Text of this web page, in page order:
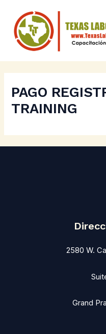
contenido
PAGO
TRAINING
2580 W.
Grand